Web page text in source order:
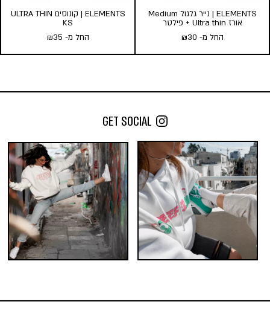
ELEMENTS | נייר גלגול Medium
אורז Ultra thin + פילטר
החל מ-
₪30
אורז Ultra thin + פילטר
5
10
24
הוסף לעגלה
ELEMENTS | קונוסים ULTRA THIN
KS
החל מ-
₪35
THIN KS
הוסף לעגלה
GET SOCIAL